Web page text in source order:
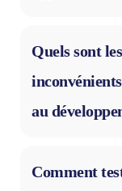
Quels sont
au
Comment